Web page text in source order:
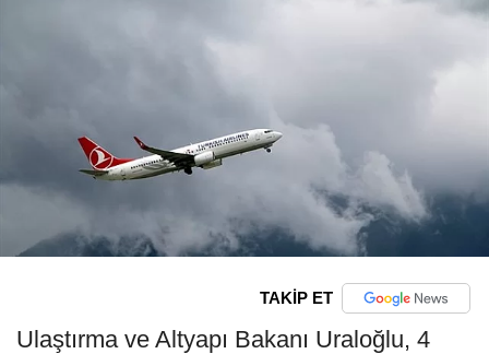
TAKİP ET
Ulaştırma ve Altyapı Bakanı Uraloğlu, 4